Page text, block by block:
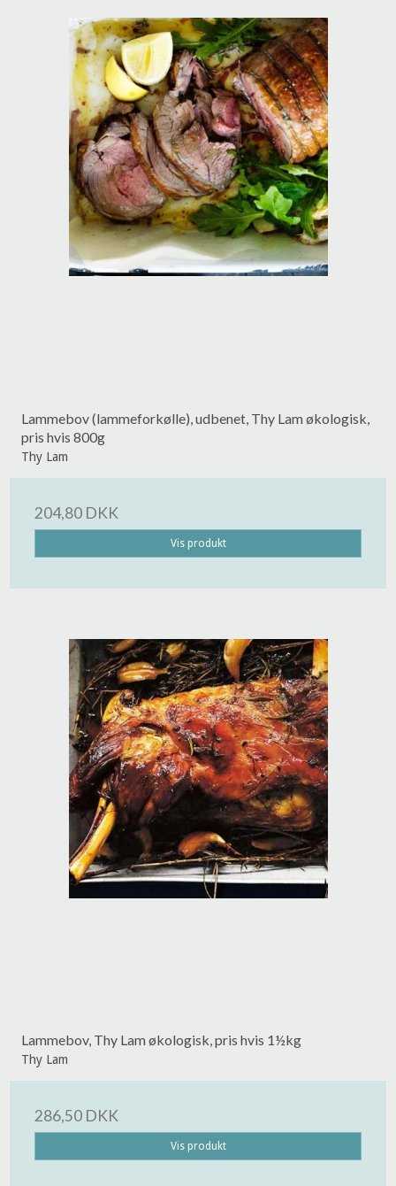
Lammebov (lammeforkølle), udbenet, Thy Lam økologisk,
pris hvis 800g
Thy Lam
204,80 DKK
Vis produkt
Lammebov, Thy Lam økologisk, pris hvis 1½kg
Thy Lam
286,50 DKK
Vis produkt